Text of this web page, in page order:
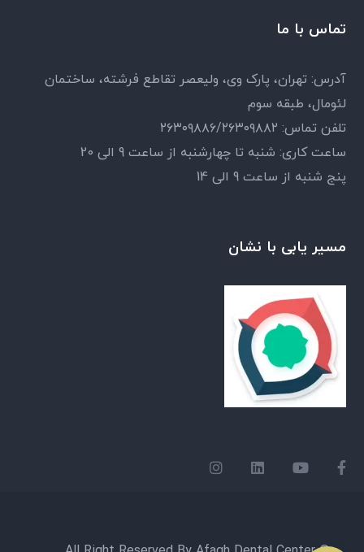
تماس با ما
آدرس: تهران، پارک وی، ولیعصر تقاطع فرشته، ساختمان
لئومال، طبقه سوم
تلفن تماس: ۲۶۳۰۹۸۸۶/۲۶۳۰۹۸۸۲
ساعت کاری: شنبه تا چهارشنبه از ساعت 9 الی 20
پنج شنبه از ساعت 9 الی 14
مسیر یابی با نشان